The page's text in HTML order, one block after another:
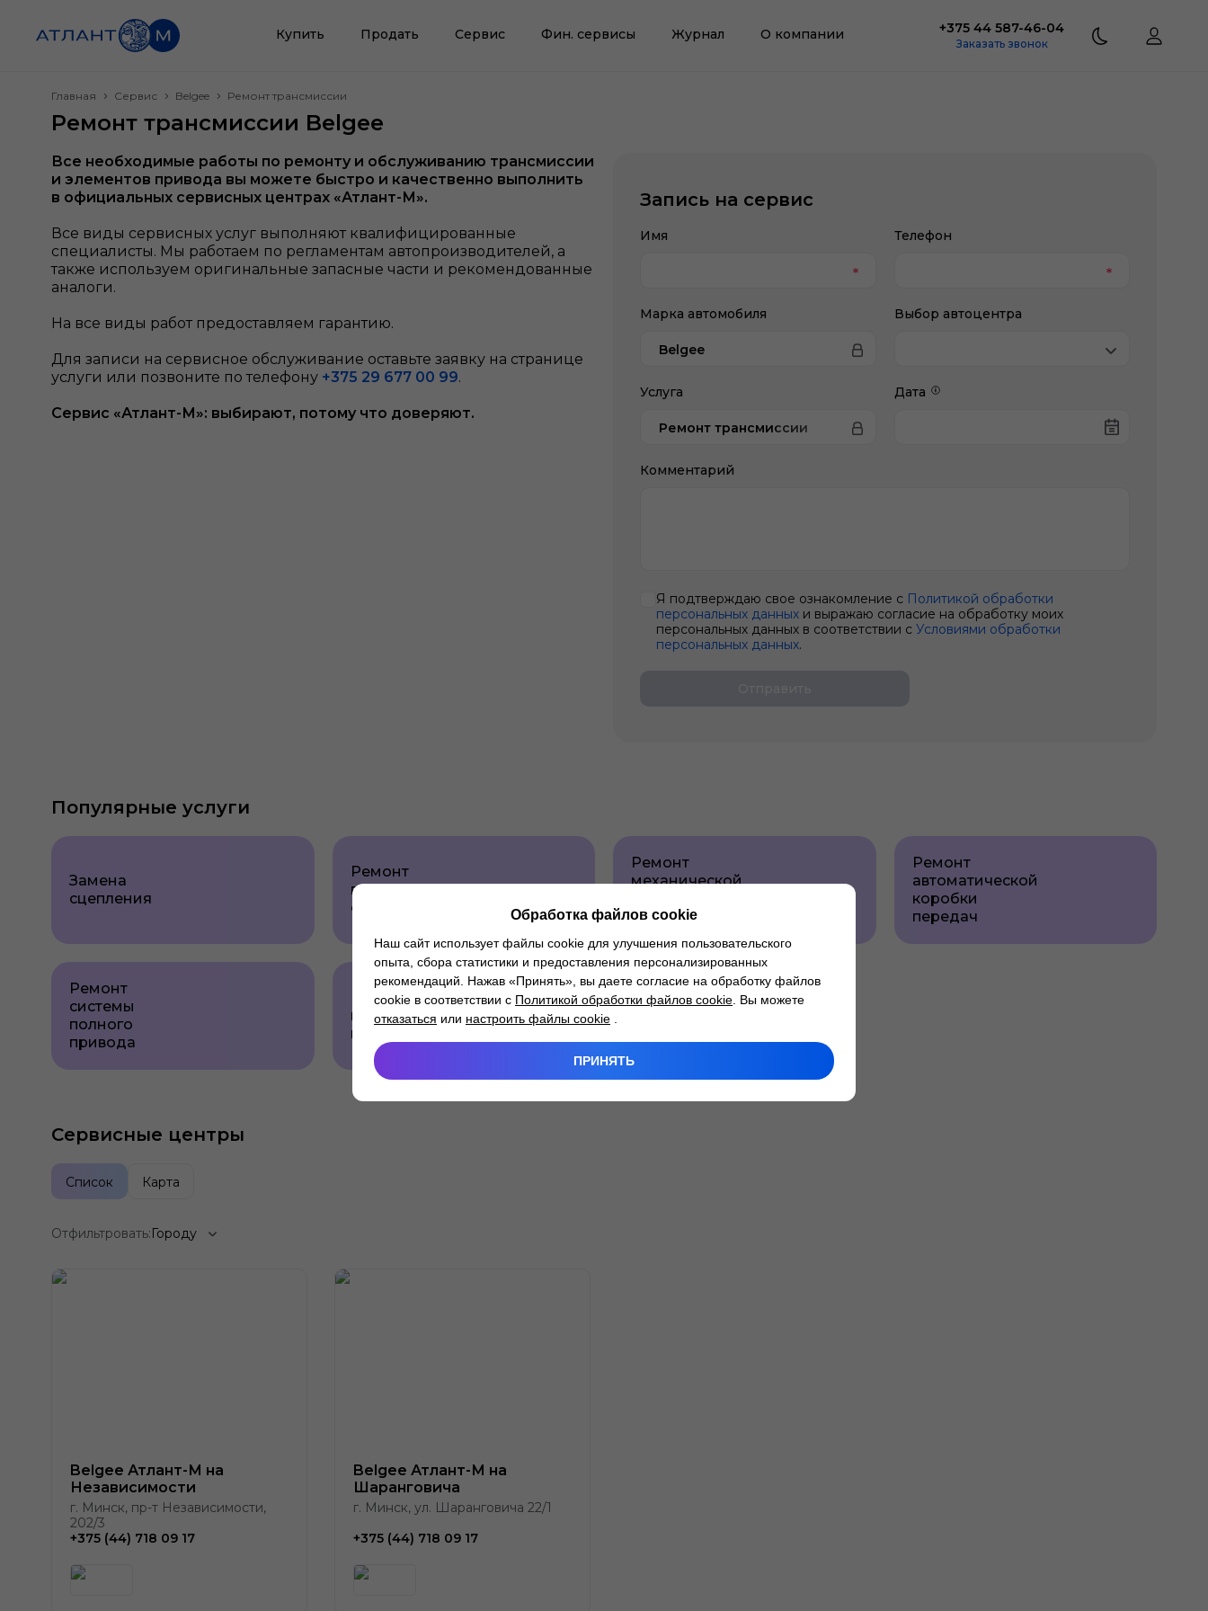
Купить Продать Сервис Фин. сервисы Журнал О компании +375 44 587-46-04
Заказать звонок
Главная Сервис Belgee Ремонт трансмиссии
Ремонт трансмиссии Belgee
Все необходимые работы по ремонту и обслуживанию трансмиссии
и элементов привода вы можете быстро и качественно выполнить
в официальных сервисных центрах «Атлант-М».
Все виды сервисных услуг выполняют квалифицированные
специалисты. Мы работаем по регламентам автопроизводителей, а
также используем оригинальные запасные части и рекомендованные
аналоги.
На все виды работ предоставляем гарантию.
Для записи на сервисное обслуживание оставьте заявку на странице
услуги или позвоните по телефону +375 29 677 00 99.
Сервис «Атлант-М»: выбирают, потому что доверяют.
Запись на сервис
Имя Телефон
Марка автомобиля
Belgee
Выбор автоцентра
Услуга
Ремонт трансмиссии
Дата
Комментарий
Я подтверждаю свое ознакомление с Политикой обработки
персональных данных и выражаю согласие на обработку моих
персональных данных в соответствии с Условиями обработки
персональных данных.
Популярные услуги
Замена
сцепления
Ремонт
привода
сцепления
Ремонт
механической
передач
Ремонт
автоматической
коробки
передач
Ремонт
системы
полного
привода
Ремонт
карданного
вала
Сервисные центры
Список Карта
Отфильтровать:Городу
Belgee Атлант-М на
Независимости
г. Минск, пр-т Независимости,
202/3
+375 (44) 718 09 17
Belgee Атлант-М на
Шаранговича
г. Минск, ул. Шаранговича 22/1
+375 (44) 718 09 17
Обработка файлов cookie
Наш сайт использует файлы cookie для улучшения пользовательского
опыта, сбора статистики и предоставления персонализированных
рекомендаций. Нажав «Принять», вы даете согласие на обработку файлов
cookie в соответствии с Политикой обработки файлов cookie . Вы можете
отказаться или настроить файлы cookie
ПРИНЯТЬ